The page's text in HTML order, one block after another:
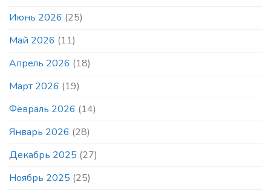
Июнь 2026 (25)
Май 2026 (11)
Апрель 2026 (18)
Март 2026 (19)
Февраль 2026 (14)
Январь 2026 (28)
Декабрь 2025 (27)
Ноябрь 2025 (25)